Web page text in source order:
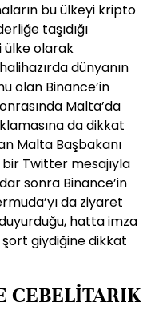
bu ülkeyi kripto
taşıdığı
olarak
dünyanın
olan Binance’in
Malta’da
da dikkat
Malta Başbakanı
Twitter mesajıyla
sonra Binance’in
da ziyaret
hatta imza
giydiğine dikkat
CEBELİTARIK